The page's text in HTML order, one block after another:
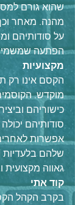
שהוא גורם
מהנה. מאחר
על סודותיהם
הפתעה
מקצועיות
הקסם אינו רק
מוקדש.
כישוריהם
סודותיהם
אפשרות
שלהם בלעדיות
גאווה מקצועית
קוד אתי
בקרב הקהל